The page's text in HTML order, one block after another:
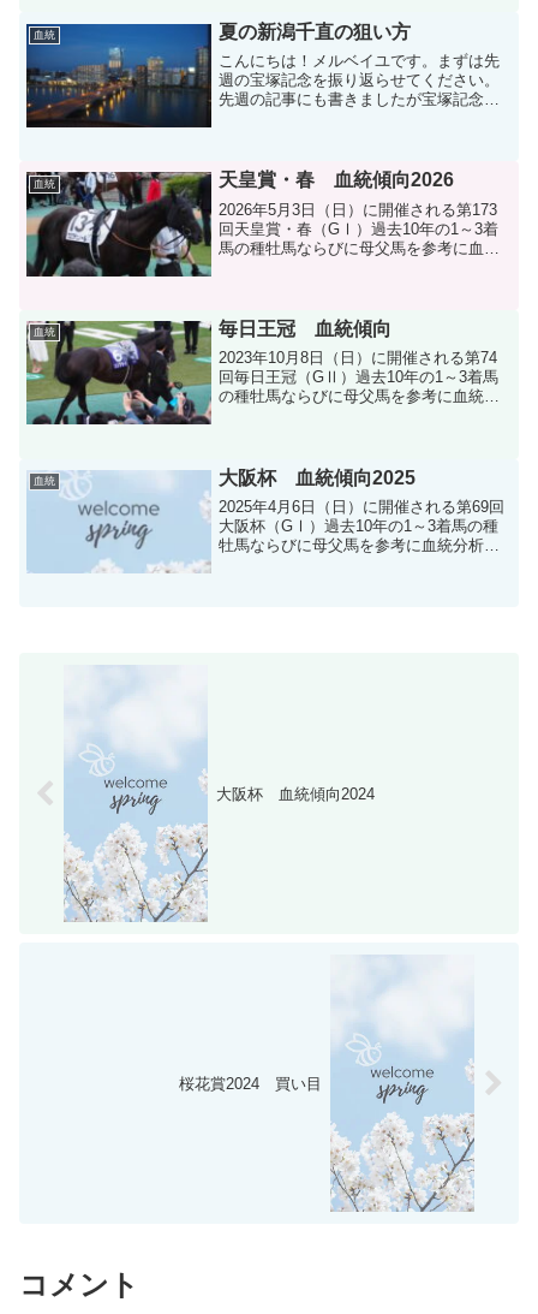
血統 夏の新潟千直の狙い方
こんにちは！メルベイユです。まずは先
週の宝塚記念を振り返らせてください。
先週の記事にも書きましたが宝塚記念は
連のほかに馬単、3連単が的...
血統 天皇賞・春 血統傾向2026
2026年5月3日（日）に開催される第173
回天皇賞・春（GⅠ）過去10年の1～3着
馬の種牡馬ならびに母父馬を参考に血統
血統 毎日王冠 血統傾向
2023年10月8日（日）に開催される第74
回毎日王冠（GⅡ）過去10年の1～3着馬
の種牡馬ならびに母父馬を参考に血統分
血統 大阪杯 血統傾向2025
2025年4月6日（日）に開催される第69回
大阪杯（GⅠ）過去10年の1～3着馬の種
牡馬ならびに母父馬を参考に血統分析し
大阪杯 血統傾向2024
桜花賞2024 買い目
コメント